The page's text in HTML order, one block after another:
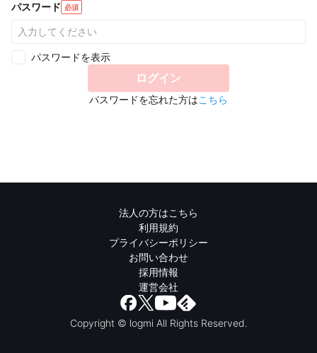
パスワード 必須
パスワードを表示
ログイン
パスワードを忘れた方はこちら
法人の方はこちら
利用規約
プライバシーポリシー
お問い合わせ
採用情報
運営会社
Copyright © logmi All Rights Reserved.